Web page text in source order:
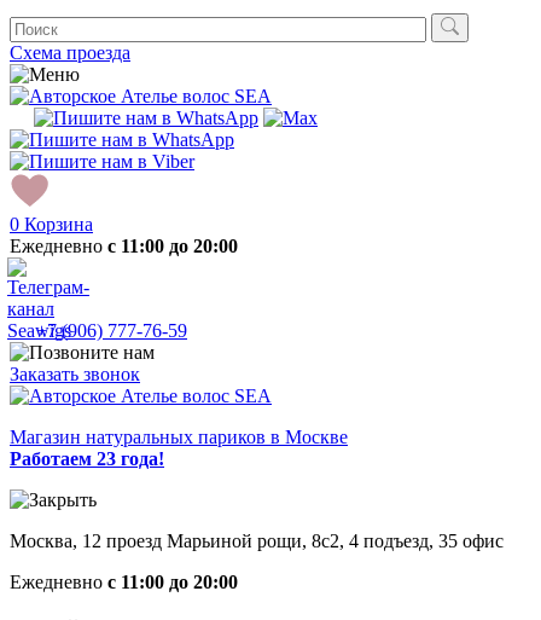
Схема проезда
0 Корзина
Ежедневно с 11:00 до 20:00
+7 (906) 777-76-59
Заказать звонок
Магазин натуральных париков в Москве
Работаем 23 года!
Москва, 12 проезд Марьиной рощи, 8с2, 4 подъезд, 35 офис
Ежедневно с 11:00 до 20:00